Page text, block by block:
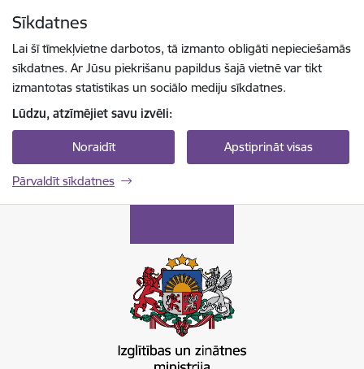
Sīkdatnes
Lai šī tīmekļvietne darbotos, tā izmanto obligāti nepieciešamās
sīkdatnes. Ar Jūsu piekrišanu papildus šajā vietnē var tikt
izmantotas statistikas un sociālo mediju sīkdatnes.
Lūdzu, atzīmējiet savu izvēli:
Noraidīt Apstiprināt visas
Pārvaldīt sīkdatnes